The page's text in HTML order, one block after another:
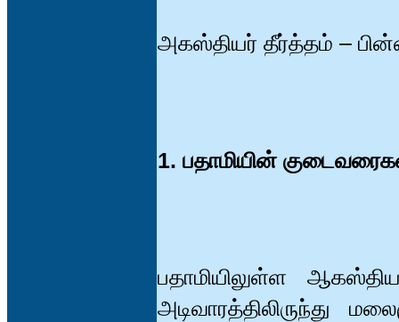
அகஸ்தியர் தீர்த்தம் –
1. பதாமியின்
பதாமியிலுள்ள
அடிவாரத்திலிருந்து